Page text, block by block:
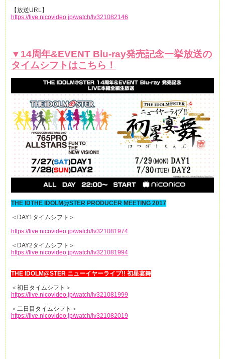
【放送URL】
https://live.nicovideo.jp/watch/lv321082146
▼14周年&EVENT Blu-ray発売記念一挙放送の
タイムシフトはこちら！
THE IDTHE IDOLM@STER PRODUCER MEETING 2017
＜DAY1タイムシフト＞
https://live.nicovideo.jp/watch/lv321081974
＜DAY2タイムシフト＞
https://live.nicovideo.jp/watch/lv321081994
THE IDOLM@STER ニューイヤーライブ!! 初星宴舞
＜初日タイムシフト＞
https://live.nicovideo.jp/watch/lv321081999
＜二日目タイムシフト＞
https://live.nicovideo.jp/watch/lv321082019